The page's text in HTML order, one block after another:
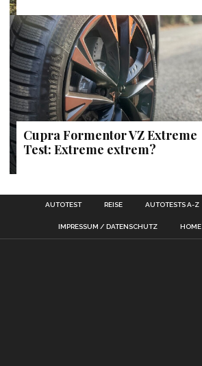
Cupra Formentor VZ Extreme
Test: Extreme extrem?
AUTOTEST REISE AUTOTESTS A-Z
IMPRESSUM / DATENSCHUTZ HOME